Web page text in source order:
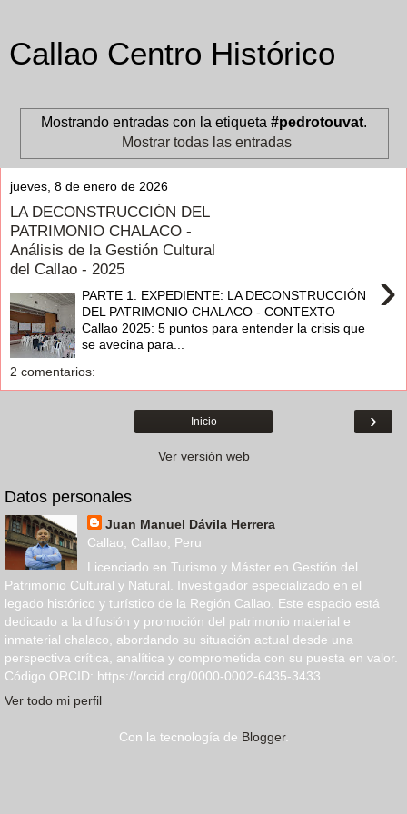
Callao Centro Histórico
Mostrando entradas con la etiqueta #pedrotouvat.
Mostrar todas las entradas
jueves, 8 de enero de 2026
LA DECONSTRUCCIÓN DEL
PATRIMONIO CHALACO -
Análisis de la Gestión Cultural
del Callao - 2025
›
PARTE 1. EXPEDIENTE: LA DECONSTRUCCIÓN
DEL PATRIMONIO CHALACO - CONTEXTO
Callao 2025: 5 puntos para entender la crisis que
se avecina para...
2 comentarios:
›
Inicio
Ver versión web
Datos personales
Juan Manuel Dávila Herrera
Callao, Callao, Peru
Licenciado en Turismo y Máster en Gestión del
Patrimonio Cultural y Natural. Investigador especializado en el
legado histórico y turístico de la Región Callao. Este espacio está
dedicado a la difusión y promoción del patrimonio material e
inmaterial chalaco, abordando su situación actual desde una
perspectiva crítica, analítica y comprometida con su puesta en valor.
Código ORCID: https://orcid.org/0000-0002-6435-3433
Ver todo mi perfil
Con la tecnología de Blogger.